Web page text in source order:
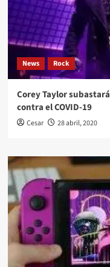
News Rock
Corey Taylor
contra el COVID-19
Cesar 28 abril, 2020